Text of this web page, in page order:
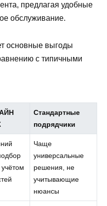
предлагая удобные
обслуживание.
основные выгоды
с типичными
Стандартные
подрядчики
Чаще
универсальные
решения, не
учитывающие
нюансы